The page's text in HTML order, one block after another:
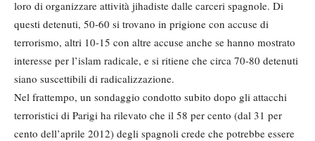
loro di organizzare attività jihadiste dalle carceri spagnole. Di
questi detenuti, 50-60 si trovano in prigione con accuse di
terrorismo, altri 10-15 con altre accuse anche se hanno mostrato
interesse per l’islam radicale, e si ritiene che circa 70-80 detenuti
siano suscettibili di radicalizzazione.
Nel frattempo, un sondaggio condotto subito dopo gli attacchi
terroristici di Parigi ha rilevato che il 58 per cento (dal 31 per
cento dell’aprile 2012) degli spagnoli crede che potrebbe essere